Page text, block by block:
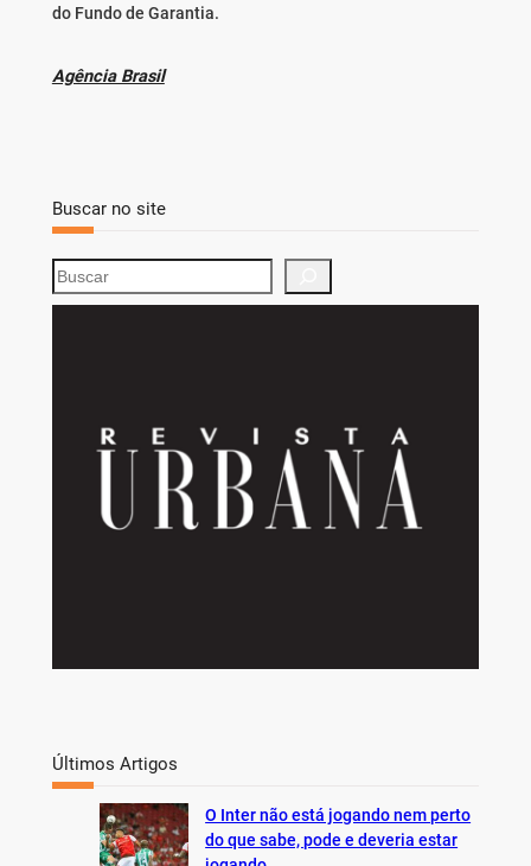
do Fundo de Garantia.
Agência Brasil
Buscar no site
S
e
Últimos Artigos
O Inter não está jogando nem perto
do que sabe, pode e deveria estar